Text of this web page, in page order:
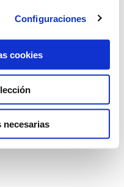
Configuraciones
cookies
necesarias